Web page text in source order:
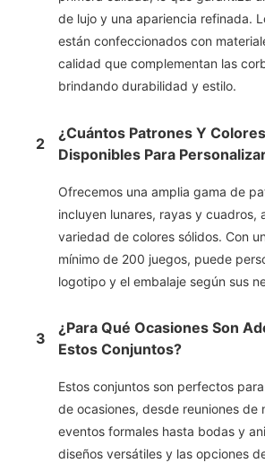
de lujo y una apariencia refinada.
están confeccionados con
calidad que complementan las
brindando durabilidad y estilo.
2
¿Cuántos Patrones Y
Disponibles Para
Ofrecemos una amplia gama de
incluyen lunares, rayas y cuadros,
variedad de colores sólidos. Con
mínimo de 200 juegos, puede
logotipo y el embalaje según sus
3
¿Para Qué Ocasiones Son
Estos Conjuntos?
Estos conjuntos son perfectos
de ocasiones, desde reuniones de
eventos formales hasta bodas y
diseños versátiles y las opciones